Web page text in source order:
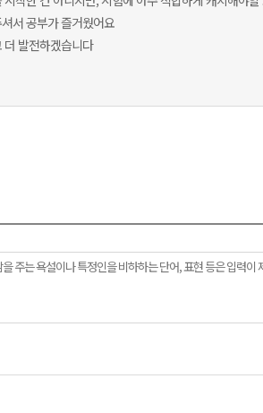
서 공부가 즐거웠어요
더 발전하겠습니다